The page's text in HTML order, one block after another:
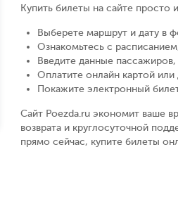
Купить билеты на сайте просто
Выберете маршрут и дату в
Ознакомьтесь с
Введите данные
Оплатите онлайн картой
Покажите электронный
Сайт Poezda.ru экономит ваше
возврата и круглосуточной
прямо сейчас, купите билеты